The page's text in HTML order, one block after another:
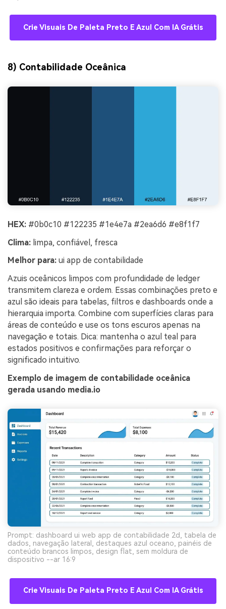
Crie Visuais De Paleta Preto E Azul Com IA Grátis
8) Contabilidade Oceânica
HEX: #0b0c10 #122235 #1e4e7a #2ea6d6 #e8f1f7
Clima: limpa, confiável, fresca
Melhor para: ui app de contabilidade
Azuis oceânicos limpos com profundidade de ledger
transmitem clareza e ordem. Essas combinações preto e
azul são ideais para tabelas, filtros e dashboards onde a
hierarquia importa. Combine com superfícies claras para
áreas de conteúdo e use os tons escuros apenas na
navegação e totais. Dica: mantenha o azul teal para
estados positivos e confirmações para reforçar o
significado intuitivo.
Exemplo de imagem de contabilidade oceânica
gerada usando media.io
Prompt: dashboard ui web app de contabilidade 2d, tabela de
dados, navegação lateral, destaques azul oceano, painéis de
conteúdo brancos limpos, design flat, sem moldura de
dispositivo --ar 16:9
Crie Visuais De Paleta Preto E Azul Com IA Grátis